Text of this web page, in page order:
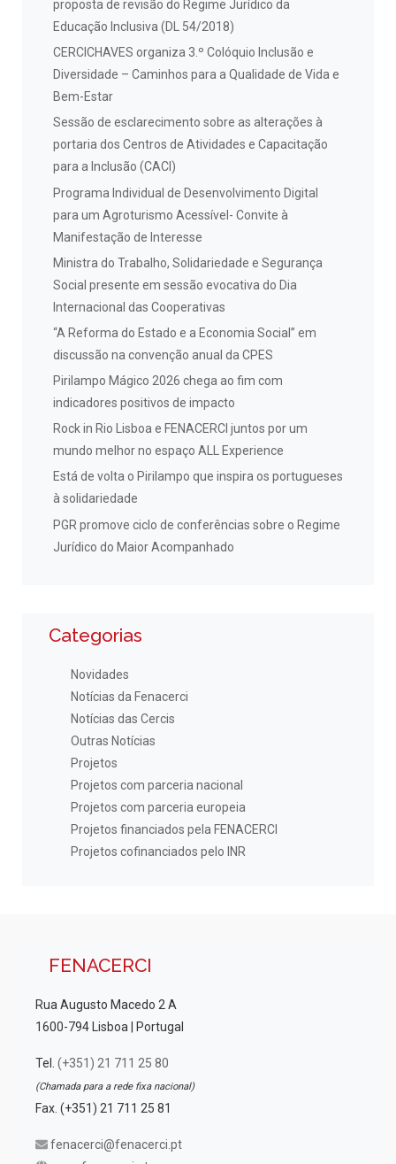
proposta de revisão do Regime Jurídico da
Educação Inclusiva (DL 54/2018)
CERCICHAVES organiza 3.º Colóquio Inclusão e
Diversidade – Caminhos para a Qualidade de Vida e
Bem-Estar
Sessão de esclarecimento sobre as alterações à
portaria dos Centros de Atividades e Capacitação
para a Inclusão (CACI)
Programa Individual de Desenvolvimento Digital
para um Agroturismo Acessível- Convite à
Manifestação de Interesse
Ministra do Trabalho, Solidariedade e Segurança
Social presente em sessão evocativa do Dia
Internacional das Cooperativas
“A Reforma do Estado e a Economia Social” em
discussão na convenção anual da CPES
Pirilampo Mágico 2026 chega ao fim com
indicadores positivos de impacto
Rock in Rio Lisboa e FENACERCI juntos por um
mundo melhor no espaço ALL Experience
Está de volta o Pirilampo que inspira os portugueses
à solidariedade
PGR promove ciclo de conferências sobre o Regime
Jurídico do Maior Acompanhado
Categorias
Novidades
Notícias da Fenacerci
Notícias das Cercis
Outras Notícias
Projetos
Projetos com parceria nacional
Projetos com parceria europeia
Projetos financiados pela FENACERCI
Projetos cofinanciados pelo INR
FENACERCI
Rua Augusto Macedo 2 A
1600-794 Lisboa | Portugal
Tel. (+351) 21 711 25 80
(Chamada para a rede fixa nacional)
Fax. (+351) 21 711 25 81
fenacerci@fenacerci.pt